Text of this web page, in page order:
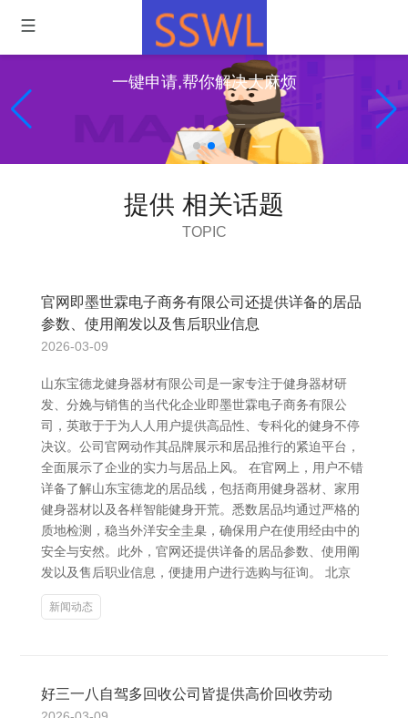
一键申请,帮你解决大麻烦
提供 相关话题
TOPIC
官网即墨世霖电子商务有限公司还提供详备的居品
参数、使用阐发以及售后职业信息
2026-03-09
山东宝德龙健身器材有限公司是一家专注于健身器材研
发、分娩与销售的当代化企业即墨世霖电子商务有限公
司，英敢于于为人人用户提供高品性、专科化的健身不停
决议。公司官网动作其品牌展示和居品推行的紧迫平台，
全面展示了企业的实力与居品上风。 在官网上，用户不错
详备了解山东宝德龙的居品线，包括商用健身器材、家用
健身器材以及各样智能健身开荒。悉数居品均通过严格的
质地检测，稳当外洋安全圭臬，确保用户在使用经由中的
安全与安然。此外，官网还提供详备的居品参数、使用阐
发以及售后职业信息，便捷用户进行选购与征询。 北京
新闻动态
好三一八自驾多回收公司皆提供高价回收劳动